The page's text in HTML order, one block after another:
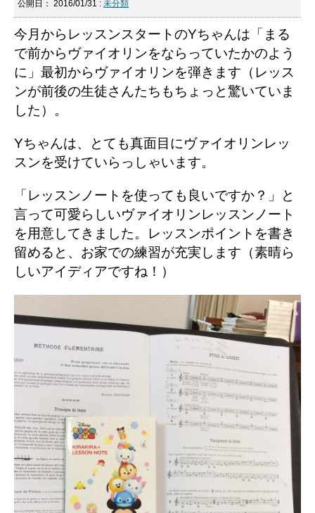
公開日： 2016/01/31 : 未分類
今月からレッスンスタートのYちゃんは「まる
で前からヴァイオリンをならっていたかのよう
に」最初からヴァイオリンを弾きます（レッス
ンが前後の生徒さんたちもちょっと驚いていま
した）。
Yちゃんは、とても真面目にヴァイオリンレッ
スンを受けていらっしゃいます。
「レッスンノートを使っても良いですか？」と
言って可愛らしいヴァイオリンレッスンノート
を用意してきました。レッスンポイントを書き
留めると、お家での練習が充実します（素晴ら
しいアイディアですね！）